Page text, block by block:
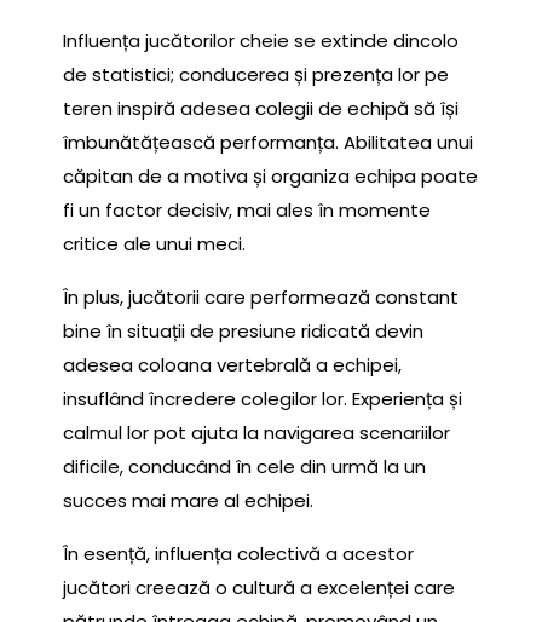
Influența jucătorilor cheie se extinde dincolo
de statistici; conducerea și prezența lor pe
teren inspiră adesea colegii de echipă să își
îmbunătățească performanța. Abilitatea unui
căpitan de a motiva și organiza echipa poate
fi un factor decisiv, mai ales în momente
critice ale unui meci.
În plus, jucătorii care performează constant
bine în situații de presiune ridicată devin
adesea coloana vertebrală a echipei,
insuflând încredere colegilor lor. Experiența și
calmul lor pot ajuta la navigarea scenariilor
dificile, conducând în cele din urmă la un
succes mai mare al echipei.
În esență, influența colectivă a acestor
jucători creează o cultură a excelenței care